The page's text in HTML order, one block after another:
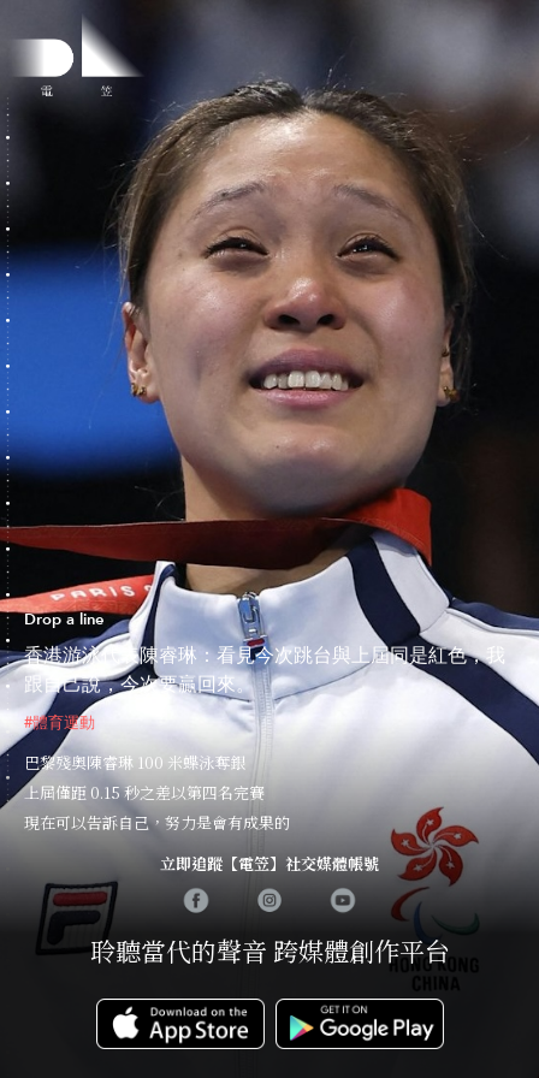
Drop a line
香港游泳代表陳睿琳：看見今次跳台與上屆同是紅色，我
跟自己說，今次要贏回來。
#體育運動
巴黎殘奧陳睿琳 100 米蝶泳奪銀
上屆僅距 0.15 秒之差以第四名完賽
現在可以告訴自己，努力是會有成果的
立即追蹤【電笠】社交媒體帳號
聆聽當代的聲音 跨媒體創作平台